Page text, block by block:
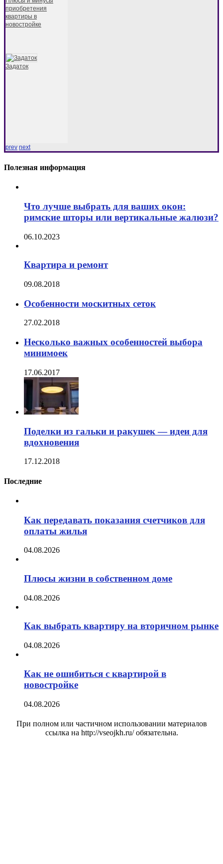
приобретения
квартиры в
новостройке
Задаток
prev next
Полезная информация
Что лучше выбрать для ваших окон:
римские шторы или вертикальные жалюзи?
06.10.2023
Квартира и ремонт
09.08.2018
Особенности москитных сеток
27.02.2018
Несколько важных особенностей выбора
минимоек
17.06.2017
Поделки из гальки и ракушек — идеи для
вдохновения
17.12.2018
Последние
Как передавать показания счетчиков для
оплаты жилья
04.08.2026
Плюсы жизни в собственном доме
04.08.2026
Как выбрать квартиру на вторичном рынке
04.08.2026
Как не ошибиться с квартирой в
новостройке
04.08.2026
При полном или частичном использовании материалов
ссылка на http://vseojkh.ru/ обязательна.